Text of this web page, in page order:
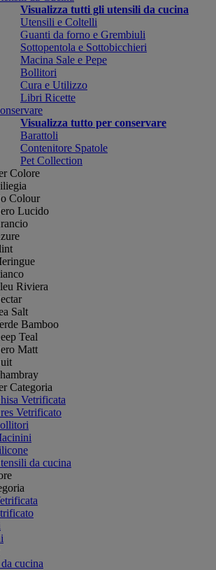
Visualizza tutti gli utensili da cucina
Utensili e Coltelli
Guanti da forno e Grembiuli
Sottopentola e Sottobicchieri
Macina Sale e Pepe
Bollitori
Cura e Utilizzo
Libri Ricette
Visualizza tutto per conservare
Barattoli
Contenitore Spatole
Pet Collection
Colore
Colour
Lucido
Riviera
Salt
Bamboo
Teal
Matt
Categoria
Vetrificata
Vetrificato
da cucina
cucina